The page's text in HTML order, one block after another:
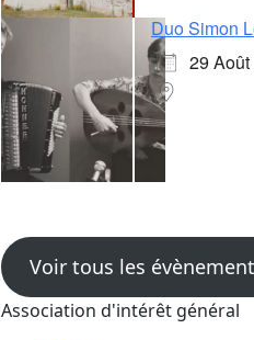
Duo Simon
29
Voir tous les
Association d'intérêt général